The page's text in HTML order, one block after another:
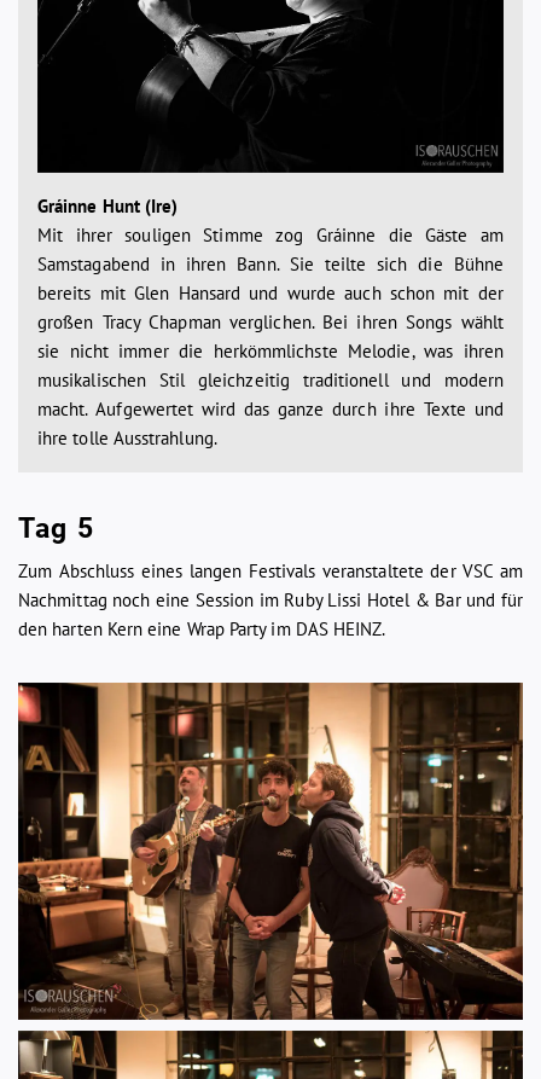
Gráinne Hunt (Ire)
Mit ihrer souligen Stimme zog Gráinne die Gäste am
Samstagabend in ihren Bann. Sie teilte sich die Bühne
bereits mit Glen Hansard und wurde auch schon mit der
großen Tracy Chapman verglichen. Bei ihren Songs wählt
sie nicht immer die herkömmlichste Melodie, was ihren
musikalischen Stil gleichzeitig traditionell und modern
macht. Aufgewertet wird das ganze durch ihre Texte und
ihre tolle Ausstrahlung.
Tag 5
Zum Abschluss eines langen Festivals veranstaltete der VSC am
Nachmittag noch eine Session im Ruby Lissi Hotel & Bar und für
den harten Kern eine Wrap Party im DAS HEINZ.